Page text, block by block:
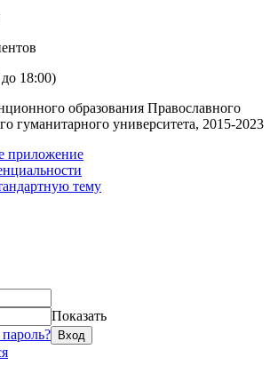
18:00)
образования Православного
гуманитарного университета, 2015-2023
приложение
тему
Показать